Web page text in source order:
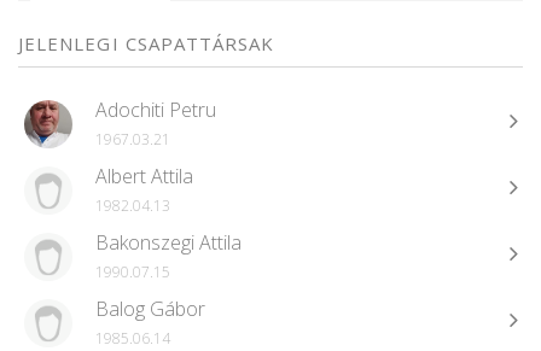
JELENLEGI CSAPATTÁRSAK
Adochiti Petru
1967.03.21
Albert Attila
1982.04.13
Bakonszegi Attila
1990.07.15
Balog Gábor
1985.06.14